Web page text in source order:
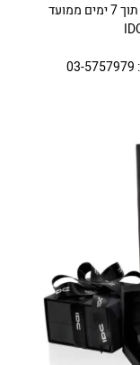
ניתן להחליף או להחזיר תכשיטים שניקנו באתר תוך 7 ימים ממועד